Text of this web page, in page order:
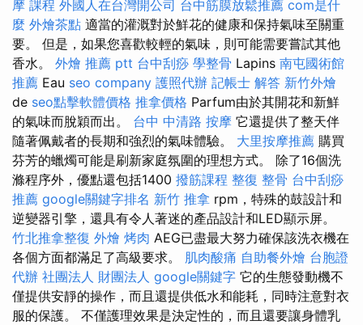
摩 課程 外國人在台灣開公司 台中筋膜放鬆推薦 com是什
麼 外燴茶點 適當的灌溉對於鮮花的健康和保持氣味至關重
要。 但是，如果您喜歡較輕的氣味，則可能需要嘗試其他
香水。 外燴 推薦 ptt 台中刮痧 學整骨 Lapins 南屯國術館
推薦 Eau seo company 護照代辦 記帳士 解答 新竹外燴
de seo點擊軟體價格 推拿價格 Parfum由於其開花和新鮮
的氣味而脫穎而出。 台中 中清路 按摩 它還提供了整天伴
隨著佩戴者的長期和強烈的氣味體驗。 大里按摩推薦 購買
芬芳的蠟燭可能是刷新家庭氛圍的理想方式。 除了16個洗
滌程序外，優點還包括1400 撥筋課程 整復 整骨 台中刮痧
推薦 google關鍵字排名 新竹 推拿 rpm，特殊的鼓設計和
逆變器引擎，還具有令人著迷的產品設計和LED顯示屏。
竹北推拿整復 外燴 烤肉 AEG已盡最大努力確保該洗衣機在
各個方面都滿足了高級要求。 肌肉酸痛 自助餐外燴 台胞證
代辦 社團法人 財團法人 google關鍵字 它的生態發動機不
僅提供安靜的操作，而且還提供低水和能耗，同時注意對衣
服的保護。 不僅護理效果是決定性的，而且還要讓身體乳